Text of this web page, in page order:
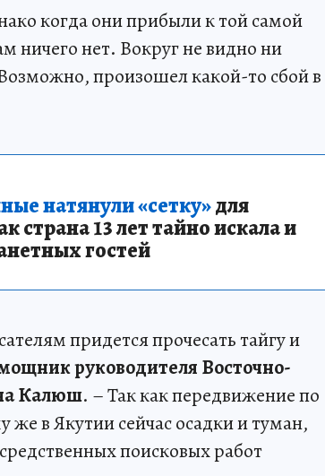
когда они прибыли к той самой
ничего нет. Вокруг не видно ни
произошел какой-то сбой в
натянули «сетку»для
страна 13 лет тайно искала и
гостей
придется прочесать тайгу и
руководителя Восточно-
Калюш. – Так как передвижение по
в Якутии сейчас осадки и туман,
поисковых работ